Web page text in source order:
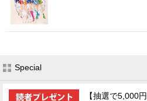
Special
【抽選で5,000